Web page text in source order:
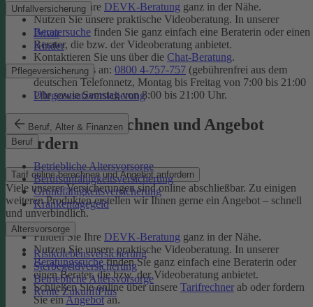
Unfallversicherung
Privat
Kinder
Pflegeversicherung
Pflegezusatzversicherung
Beruf, Alter & Finanzen
Beruf
Betriebliche Altersvorsorge
Berufsunfähigkeitsversicherung
Grundfähigkeitsversicherung
Krankentagegeld
Altersvorsorge
Risikolebensversicherung
Sterbegeldversicherung
Betriebliche Altersvorsorge
Rente ZukunftPlus
Finden Sie Ihre DEVK-Beratung ganz in der Nähe.
Nutzen Sie unsere praktische Videoberatung. In unserer
Beratersuche finden Sie ganz einfach eine Beraterin oder einen
Berater, die bzw. der Videoberatung anbietet.
Kontaktieren Sie uns über die Chat-Beratung.
Rufen Sie uns an: 0800 4-757-757 (gebührenfrei aus dem
deutschen Telefonnetz, Montag bis Freitag von 7:00 bis 21:00
Uhr sowie Samstag von 8:00 bis 21:00 Uhr.
Tarif online berechnen und Angebot
anfordern
Tarif online berechnen und Angebot anfordern
Viele unserer Versicherungen sind online abschließbar. Zu einigen
weiteren Produkten erstellen wir Ihnen gerne ein Angebot – schnell
und unverbindlich.
Finden Sie Ihre DEVK-Beratung ganz in der Nähe.
Nutzen Sie unsere praktische Videoberatung. In unserer
Beratungssuchefinden Sie ganz einfach eine Beraterin oder
einen Berater, die bzw. der Videoberatung anbietet.
Schließen Sie online über unsere Tarifrechner ab oder fordern
Sie einAngebotan.